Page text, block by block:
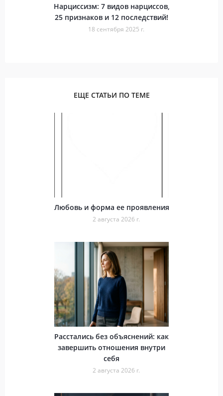
Нарциссизм: 7 видов нарциссов,
25 признаков и 12 последствий!
18 сентября 2025 г.
ЕЩЕ СТАТЬИ ПО ТЕМЕ
Любовь и форма ее проявления
2 августа 2026 г.
Расстались без объяснений: как
завершить отношения внутри
себя
2 августа 2026 г.